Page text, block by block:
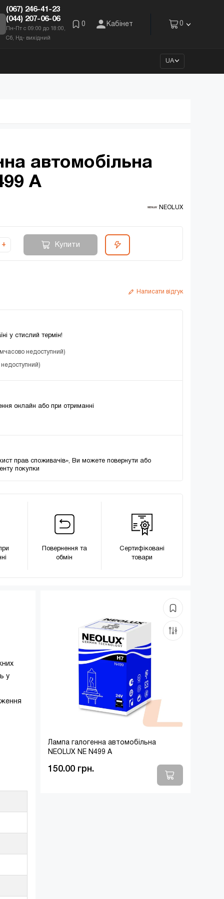
(067) 246-41-23
(044) 207-06-06
Пн-Пт с 09:00 до 18:00,
Сб, Нд- вихідний
0 Кабінет 0
UA
автомобільна
A
NEOLUX
+ Купити
Написати відгук
у стислий термін!
недоступний)
недоступний)
онлайн або при отриманні
прав споживачів», Ви можете повернути або
покупки
Повернення та
обмін
Сертифіковані
товари
у
Лампа галогенна автомобільна
NEOLUX NE N499 A
150.00 грн.